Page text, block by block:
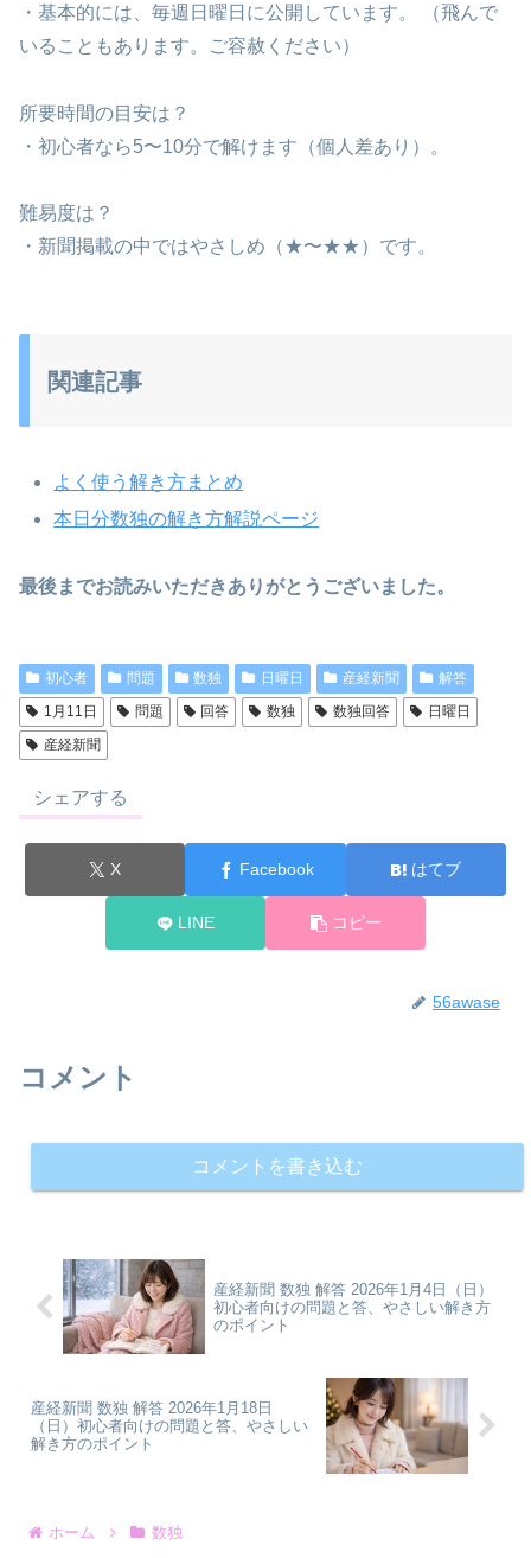
・基本的には、毎週日曜日に公開しています。 （飛んで
いることもあります。ご容赦ください）
所要時間の目安は？
・初心者なら5〜10分で解けます（個人差あり）。
難易度は？
・新聞掲載の中ではやさしめ（★〜★★）です。
関連記事
よく使う解き方まとめ
本日分数独の解き方解説ページ
最後までお読みいただきありがとうございました。
初心者 問題 数独 日曜日 産経新聞
解答
1月11日
問題 回答 数独 数独回答
日曜日
産経新聞
シェアする
X Facebook はてブ
LINE コピー
56awase
コメント
コメントを書き込む
産経新聞 数独 解答 2026年1月4日（日）
初心者向けの問題と答、やさしい解き方
のポイント
産経新聞 数独 解答 2026年1月18日
（日）初心者向けの問題と答、やさしい
解き方のポイント
ホーム 数独